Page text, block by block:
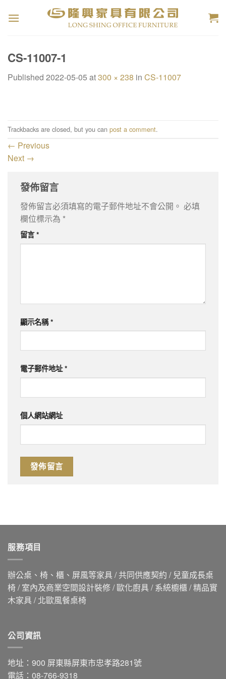
CS-11007-1
Published 2022-05-05 at300 × 238 in CS-11007
Trackbacks are closed, but you can post a comment.
← Previous
Next →
發佈留言
發佈留言必須填寫的電子郵件地址不會公開。 必填
欄位標示為 *
留言*
顯示名稱*
電子郵件地址*
個人網站網址
服務項目
辦公桌、椅、櫃、屏風等家具 / 共同供應契約 / 兒童成長桌
椅 / 室內及商業空間設計裝修 / 歐化廚具 / 系統櫥櫃 / 精品實
木家具 / 北歐風餐桌椅
公司資訊
地址：900 屏東縣屏東市忠孝路281號
電話：08-766-9318